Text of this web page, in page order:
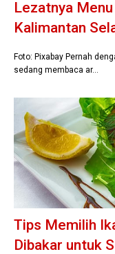
Lezatnya
Kalimantan
Foto: Pixabay Pernah
sedang membaca ar…
Tips Memilih
Dibakar untuk